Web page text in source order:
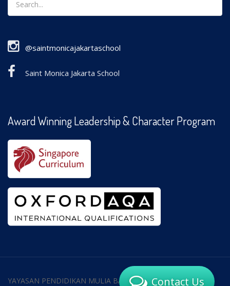
@saintmonicajakartaschool
Saint Monica Jakarta School
Award Winning Leadership & Character Program
YAYASAN PENDIDIKAN MULIA BAKTI © 2018 All Rights
Contact Us